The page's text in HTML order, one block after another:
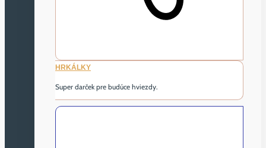
HRKÁLKY
Super darček pre budúce hviezdy.